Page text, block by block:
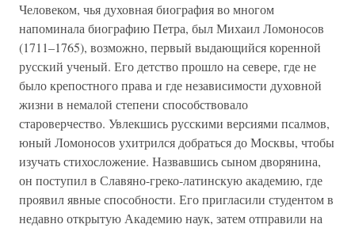
Человеком, чья духовная биография во многом
напоминала биографию Петра, был Михаил Ломоносов
(1711–1765), возможно, первый выдающийся коренной
русский ученый. Его детство прошло на севере, где не
было крепостного права и где независимости духовной
жизни в немалой степени способствовало
староверчество. Увлекшись русскими версиями псалмов,
юный Ломоносов ухитрился добраться до Москвы, чтобы
изучать стихосложение. Назвавшись сыном дворянина,
он поступил в Славяно-греко-латинскую академию, где
проявил явные способности. Его пригласили студентом в
недавно открытую Академию наук, затем отправили на